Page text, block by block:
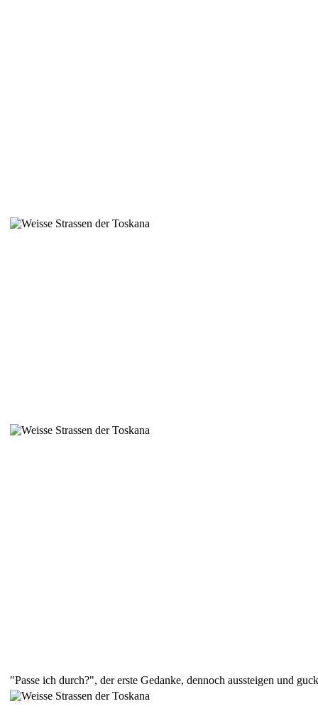
"Passe ich durch?", der erste Gedanke, dennoch aussteigen und